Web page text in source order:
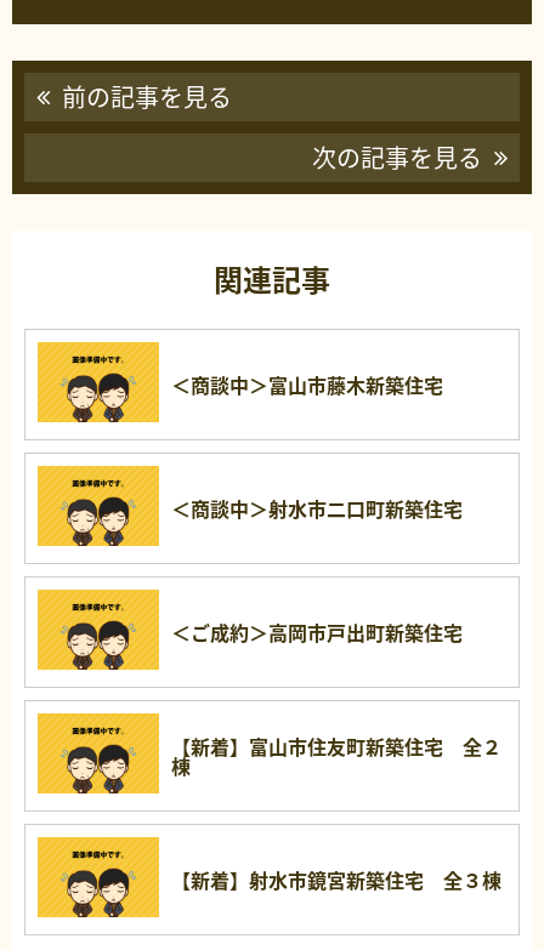
前の記事を見る
次の記事を見る
関連記事
＜商談中＞富山市藤木新築住宅
＜商談中＞射水市二口町新築住宅
＜ご成約＞高岡市戸出町新築住宅
【新着】富山市住友町新築住宅 全２
棟
【新着】射水市鏡宮新築住宅 全３棟